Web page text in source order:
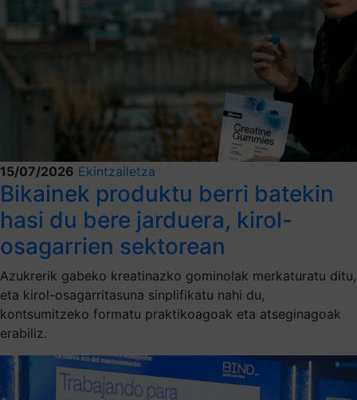
15/07/2026 Ekintzailetza
Bikainek produktu berri batekin
hasi du bere jarduera, kirol-
osagarrien sektorean
Azukrerik gabeko kreatinazko gominolak merkaturatu ditu,
eta kirol-osagarritasuna sinplifikatu nahi du,
kontsumitzeko formatu praktikoagoak eta atseginagoak
erabiliz.